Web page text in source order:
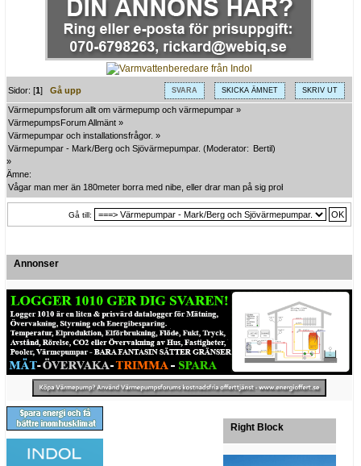
SVARA SKICKA ÄMNET SKRIV UT
Sidor: [1]Gå upp
Värmepumpsforum allt om värmepump och värmepumpar »
VärmepumpsForum Allmänt »
Värmepumpar och installationsfrågor. »
Värmepumpar - Mark/Berg och Sjövärmepumpar. (Moderator: Bertil)
»
Ämne:
Vågar man mer än 180meter borra med nibe, eller drar man på sig problem?
Gå till:
Annonser
Right Block